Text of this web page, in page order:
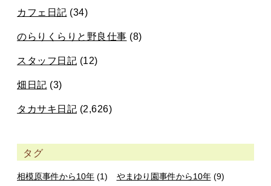
カフェ日記 (34)
のらりくらりと野良仕事 (8)
スタッフ日記 (12)
畑日記 (3)
タカサキ日記 (2,626)
タグ
相模原事件から10年 (1) やまゆり園事件から10年(9)